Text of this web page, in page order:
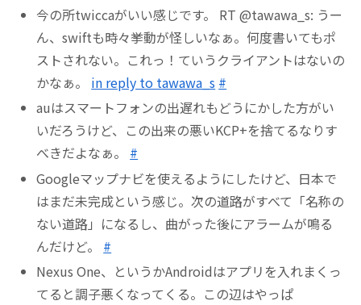
今の所twiccaがいい感じです。 RT @tawawa_s: うー
ん、swiftも時々挙動が怪しいなぁ。何度書いてもポ
ストされない。これっ！ていうクライアントはないの
かなぁ。 in reply to tawawa_s #
auはスマートフォンの出遅れもどうにかした方がい
いだろうけど、この出来の悪いKCP+を捨てるなりす
べきだよなぁ。 #
Googleマップナビを使えるようにしたけど、日本で
はまだ未完成という感じ。次の道路がすべて「名称の
ない道路」になるし、曲がった後にアラームが鳴る
んだけど。 #
Nexus One、というかAndroidはアプリを入れまくっ
てると調子悪くなってくる。この辺はやっぱ